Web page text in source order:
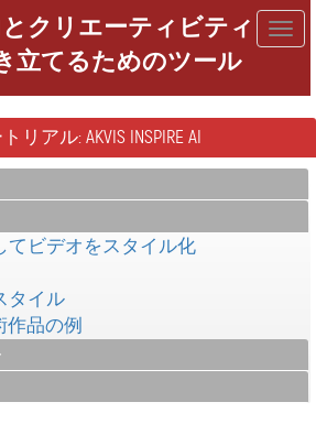
クリエーティビティ
立てるためのツール
リアル: AKVIS INSPIRE AI
てビデオをスタイル化
タイル
作品の例